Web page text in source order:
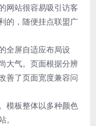
网站很容易吸引访客
的，随便挂点联盟广
全屏自适应布局设
大气。页面根据分辨
善了页面宽度兼容问
模板整体以多种颜色